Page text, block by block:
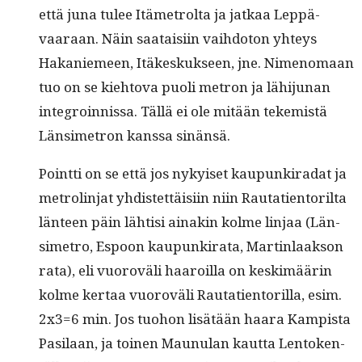
että juna tulee Itämetrol­ta ja jatkaa Lep­pä­
vaaraan. Näin saataisi­in vai­h­do­ton yhteys
Hakaniemeen, Itäkeskuk­seen, jne. Nimeno­maan
tuo on se kiehto­va puoli metron ja lähi­ju­nan
inte­groin­nis­sa. Täl­lä ei ole mitään tekemistä
Län­simetron kanssa sinänsä.
Point­ti on se että jos nykyiset kaupunki­ra­dat ja
metrolin­jat yhdis­tet­täisi­in niin Rauta­tien­to­ril­ta
län­teen päin lähtisi ainakin kolme lin­jaa (Län­
simetro, Espoon kaupunki­ra­ta, Mar­tin­laak­son
rata), eli vuoroväli haaroil­la on keskimäärin
kolme ker­taa vuoroväli Rauta­tien­to­ril­la, esim.
2x3=6 min. Jos tuo­hon lisätään haara Kamp­ista
Pasi­laan, ja toinen Maunulan kaut­ta Lento­ken­